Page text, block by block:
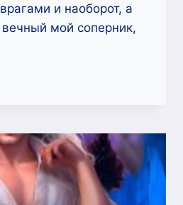
и наоборот, а
мой соперник,